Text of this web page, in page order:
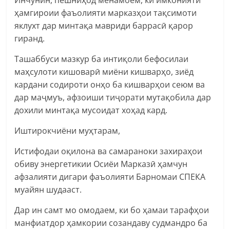
ҳамгироии фаъолияти марказҳои тақсимоти
яклухт дар минтақа мавриди баррасӣ қарор
гиранд.
Ташаббуси мазкур ба интиқоли бефосилаи
маҳсулоти кишоварӣ миёни кишварҳо, зиёд
кардани содироти онҳо ба кишварҳои сеюм ва
дар маҷмуъ, афзоиши тиҷорати мутақобила дар
дохили минтақа мусоидат хоҳад кард.
Иштирокчиёни муҳтарам,
Истифодаи оқилона ва самараноки захираҳои
обиву энергетикии Осиёи Марказӣ ҳамчун
афзалияти дигари фаъолияти Барномаи СПЕКА
муайян шудааст.
Дар ин самт мо омодаем, ки бо ҳамаи тарафҳои
манфиатдор ҳамкории созандаву судмандро ба